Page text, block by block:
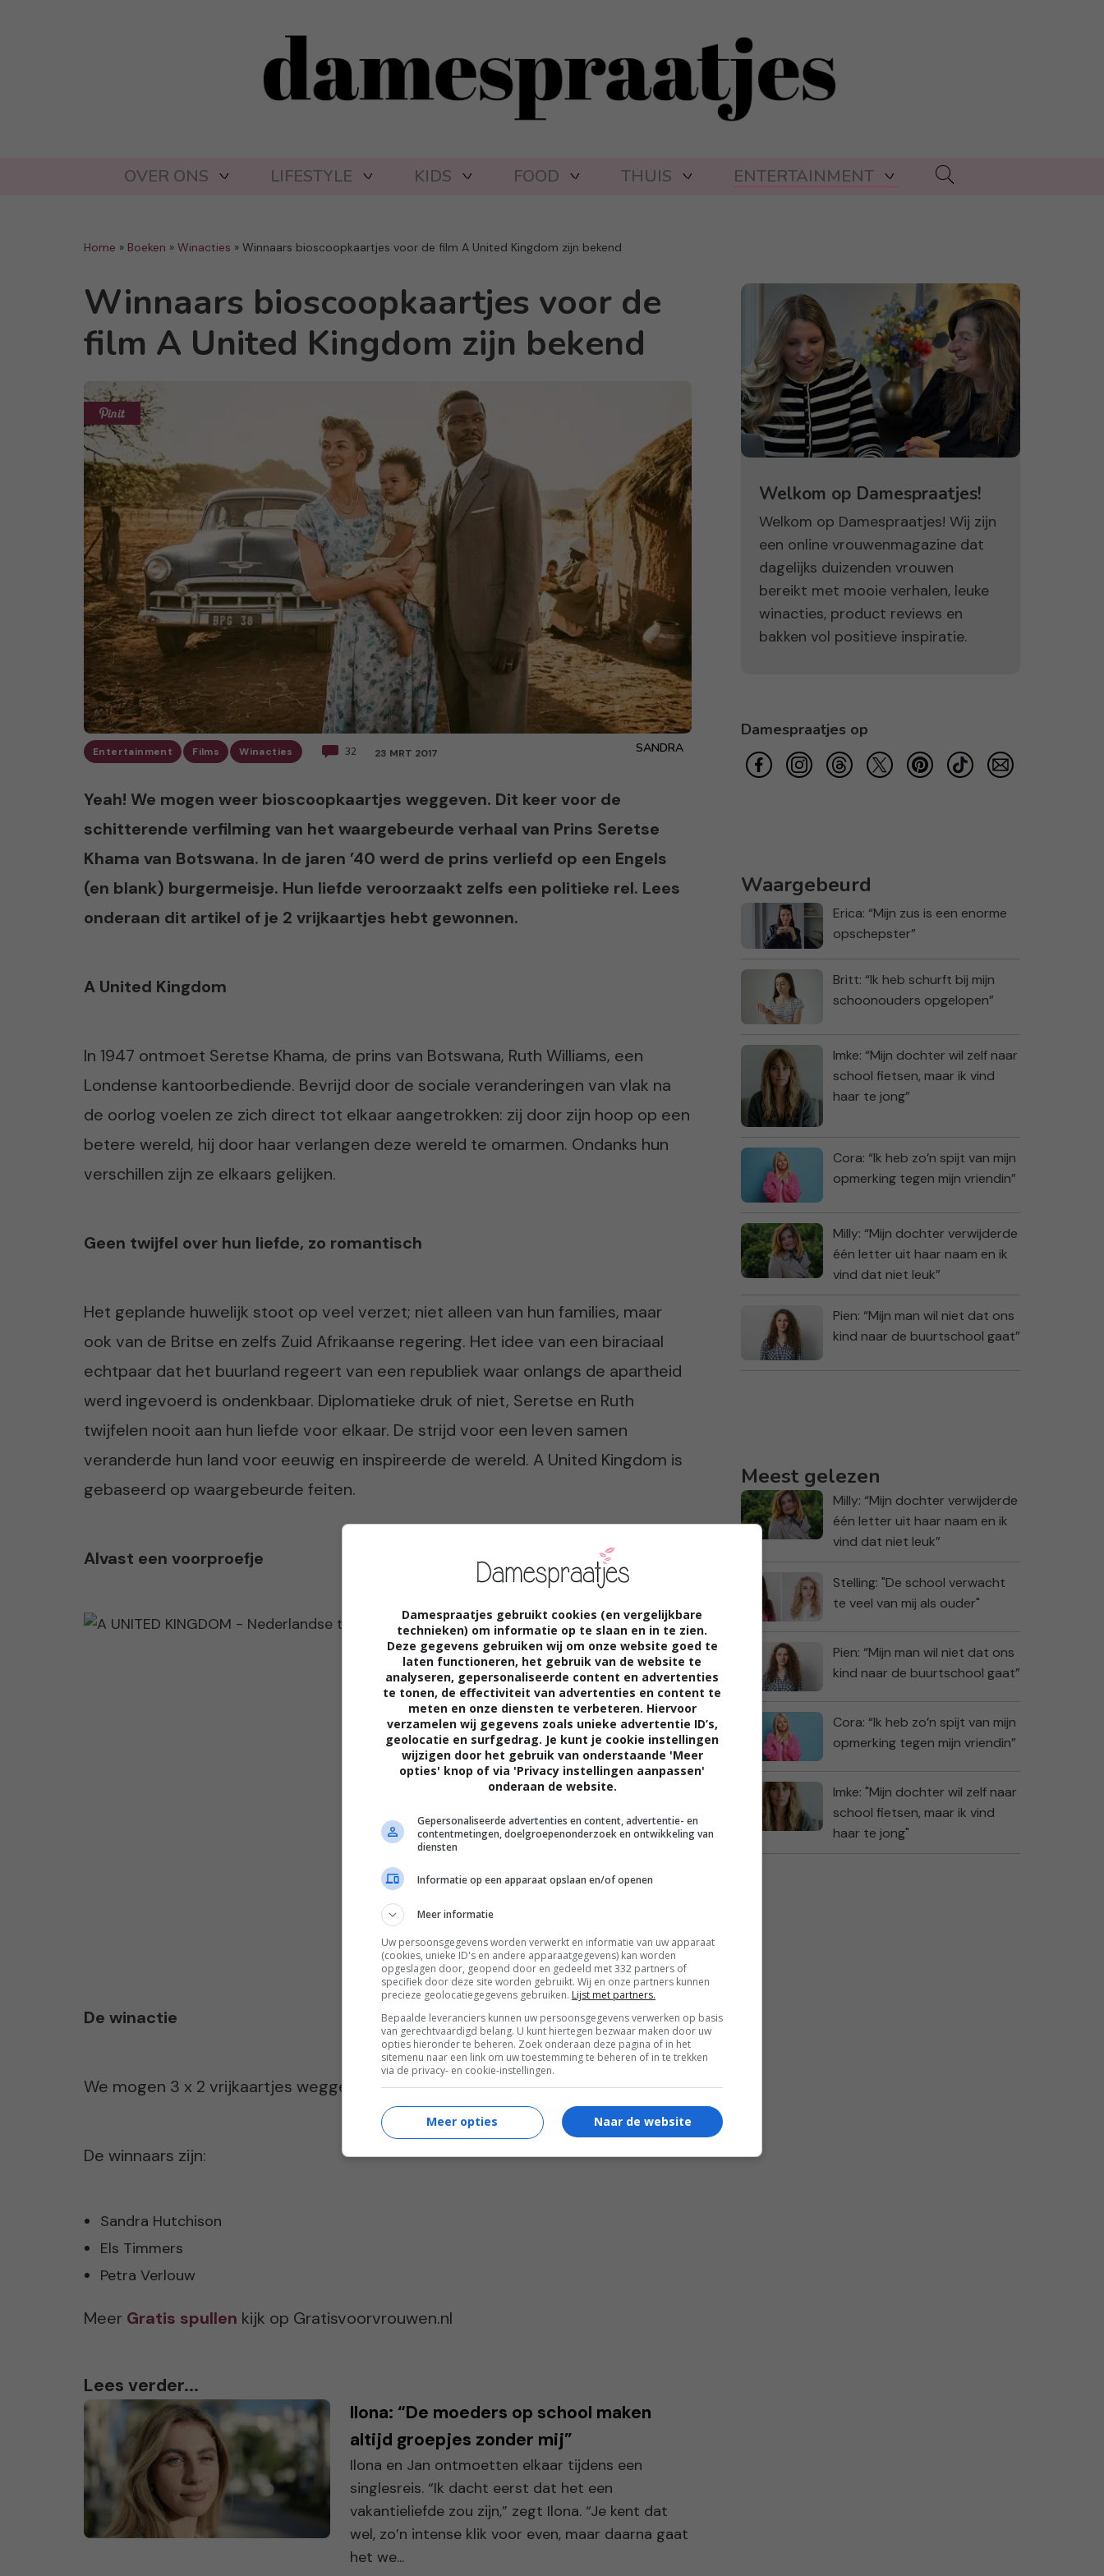
OVER ONS LIFESTYLE KIDS FOOD THUIS ENTERTAINMENT
Home » Boeken » Winacties » Winnaars bioscoopkaartjes voor de film A United Kingdom zijn bekend
Winnaars bioscoopkaartjes voor de
film A United Kingdom zijn bekend
Entertainment Films Winacties 32 23 MRT 2017 SANDRA
Yeah! We mogen weer bioscoopkaartjes weggeven. Dit keer voor de
schitterende verfilming van het waargebeurde verhaal van Prins Seretse
Khama van Botswana. In de jaren ’40 werd de prins verliefd op een Engels
(en blank) burgermeisje. Hun liefde veroorzaakt zelfs een politieke rel. Lees
onderaan dit artikel of je 2 vrijkaartjes hebt gewonnen.
A United Kingdom
In 1947 ontmoet Seretse Khama, de prins van Botswana, Ruth Williams, een
Londense kantoorbediende. Bevrijd door de sociale veranderingen van vlak na
de oorlog voelen ze zich direct tot elkaar aangetrokken: zij door zijn hoop op een
betere wereld, hij door haar verlangen deze wereld te omarmen. Ondanks hun
verschillen zijn ze elkaars gelijken.
Geen twijfel over hun liefde, zo romantisch
Het geplande huwelijk stoot op veel verzet; niet alleen van hun families, maar
ook van de Britse en zelfs Zuid Afrikaanse regering. Het idee van een biraciaal
echtpaar dat het buurland regeert van een republiek waar onlangs de apartheid
werd ingevoerd is ondenkbaar. Diplomatieke druk of niet, Seretse en Ruth
twijfelen nooit aan hun liefde voor elkaar. De strijd voor een leven samen
veranderde hun land voor eeuwig en inspireerde de wereld. A United Kingdom is
gebaseerd op waargebeurde feiten.
Alvast een voorproefje
De winactie
We mogen 3 x 2 vrijkaartjes weggeven voor de film A United Kingdom.
De winnaars zijn:
Sandra Hutchison
Els Timmers
Petra Verlouw
Meer Gratis spullen kijk op Gratisvoorvrouwen.nl
Lees verder...
Ilona: “De moeders op school maken
altijd groepjes zonder mij”
Ilona en Jan ontmoetten elkaar tijdens een
singlesreis. “Ik dacht eerst dat het een
vakantieliefde zou zijn,” zegt Ilona. “Je kent dat
wel, zo’n intense klik voor even, maar daarna gaat
het we...
Welkom op Damespraatjes!
Welkom op Damespraatjes! Wij zijn
een online vrouwenmagazine dat
dagelijks duizenden vrouwen
bereikt met mooie verhalen, leuke
winacties, product reviews en
bakken vol positieve inspiratie.
Damespraatjes op
Waargebeurd
Erica: “Mijn zus is een enorme
opschepster”
Britt: “Ik heb schurft bij mijn
schoonouders opgelopen”
Imke: “Mijn dochter wil zelf naar
school fietsen, maar ik vind
haar te jong”
Cora: “Ik heb zo’n spijt van mijn
opmerking tegen mijn vriendin”
Milly: “Mijn dochter verwijderde
één letter uit haar naam en ik
vind dat niet leuk”
Pien: “Mijn man wil niet dat ons
kind naar de buurtschool gaat”
Meest gelezen
Milly: “Mijn dochter verwijderde
één letter uit haar naam en ik
vind dat niet leuk”
Stelling: "De school verwacht
te veel van mij als ouder"
Pien: “Mijn man wil niet dat ons
kind naar de buurtschool gaat”
Cora: “Ik heb zo’n spijt van mijn
opmerking tegen mijn vriendin”
Imke: "Mijn dochter wil zelf naar
school fietsen, maar ik vind
haar te jong"
Damespraatjes gebruikt cookies (en vergelijkbare
technieken) om informatie op te slaan en in te zien.
Deze gegevens gebruiken wij om onze website goed te
laten functioneren, het gebruik van de website te
analyseren, gepersonaliseerde content en advertenties
te tonen, de effectiviteit van advertenties en content te
meten en onze diensten te verbeteren. Hiervoor
verzamelen wij gegevens zoals unieke advertentie ID’s,
geolocatie en surfgedrag. Je kunt je cookie instellingen
wijzigen door het gebruik van onderstaande 'Meer
opties' knop of via 'Privacy instellingen aanpassen'
onderaan de website.
Gepersonaliseerde advertenties en content, advertentie- en
contentmetingen, doelgroepenonderzoek en ontwikkeling van
diensten
Informatie op een apparaat opslaan en/of openen
Meer informatie
Uw persoonsgegevens worden verwerkt en informatie van uw apparaat
(cookies, unieke ID's en andere apparaatgegevens) kan worden
opgeslagen door, geopend door en gedeeld met 332 partners of
specifiek door deze site worden gebruikt. Wij en onze partners kunnen
precieze geolocatiegegevens gebruiken. Lijst met partners.
Bepaalde leveranciers kunnen uw persoonsgegevens verwerken op basis
van gerechtvaardigd belang. U kunt hiertegen bezwaar maken door uw
opties hieronder te beheren. Zoek onderaan deze pagina of in het
sitemenu naar een link om uw toestemming te beheren of in te trekken
via de privacy- en cookie-instellingen.
Naar de website
Meer opties